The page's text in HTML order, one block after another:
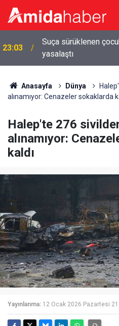
23:03
Suça sürüklenen
yasalaştı
Anasayfa Dünya
alınamıyor: Cenazeler sokaklarda
Halep'te 276
alınamıyor:
kaldı
Yayınlanma: 12 Ocak 2026 Pazartesi